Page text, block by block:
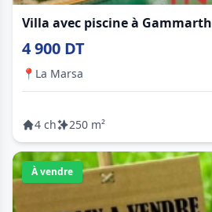
Villa avec piscine à Gammarth
4 900 DT
📍 La Marsa
4 ch 250 m²
À vendre